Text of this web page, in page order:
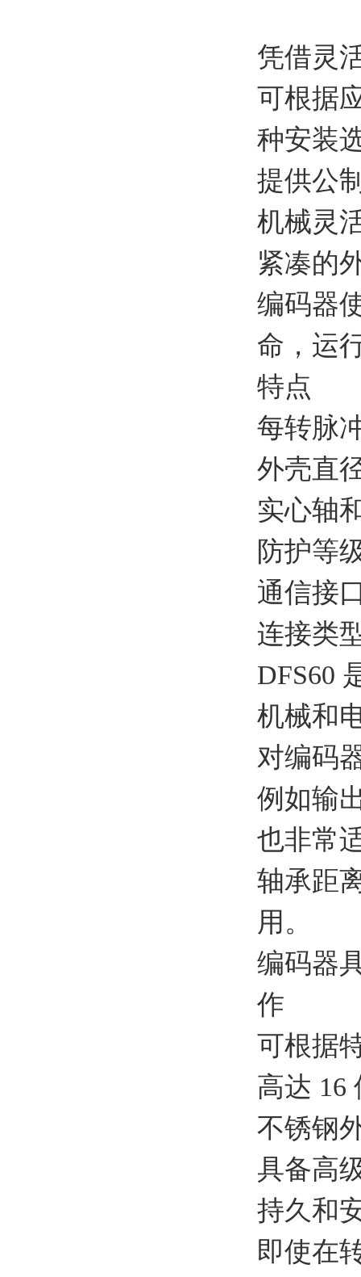
凭借灵
可根据
种安装
提供公
机械灵
紧凑的
编码器
命，运
特点
每转脉
外壳直
实心轴
防护等
通信接
连接类
DFS60
机械和
对编码
例如输
也非常
轴承距
用。
编码器
作
可根据
高达 16
不锈钢
具备高
持久和
即使在